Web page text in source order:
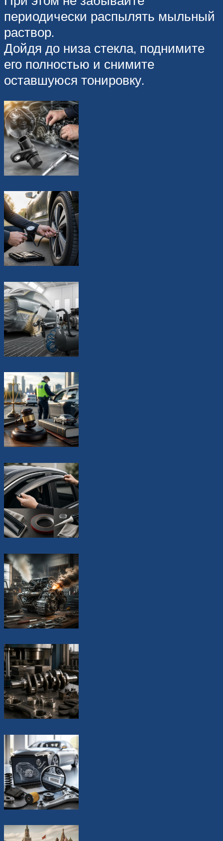
периодически распылять мыльный
раствор.
Дойдя до низа стекла, поднимите
его полностью и снимите
оставшуюся тонировку.